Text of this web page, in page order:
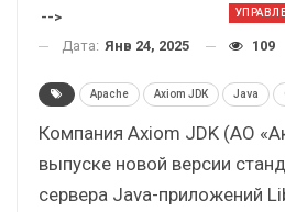
-->
Дата: Янв 24, 2025 109
Apache Axiom JDK Java
Компания Axiom JDK (АО
выпуске новой версии
сервера Java-приложений